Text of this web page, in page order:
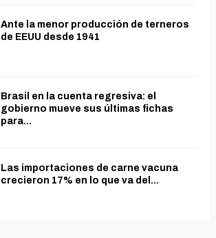
Ante la menor producción de terneros
de EEUU desde 1941
Brasil en la cuenta regresiva: el
gobierno mueve sus últimas fichas
para...
Las importaciones de carne vacuna
crecieron 17% en lo que va del...